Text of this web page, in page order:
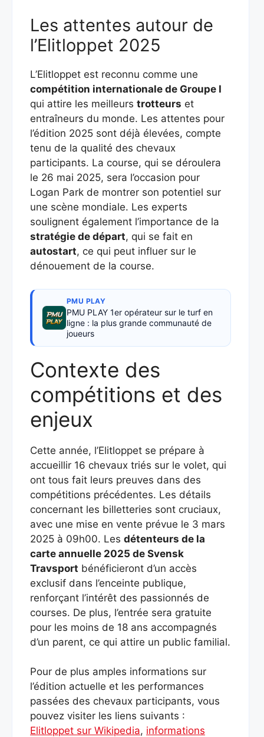
Les attentes autour de
l’Elitloppet 2025
L’Elitloppet est reconnu comme une
compétition internationale de Groupe I
qui attire les meilleurs trotteurs et
entraîneurs du monde. Les attentes pour
l’édition 2025 sont déjà élevées, compte
tenu de la qualité des chevaux
participants. La course, qui se déroulera
le 26 mai 2025, sera l’occasion pour
Logan Park de montrer son potentiel sur
une scène mondiale. Les experts
soulignent également l’importance de la
stratégie de départ, qui se fait en
autostart, ce qui peut influer sur le
dénouement de la course.
PMU PLAY
PMU PLAY 1er opérateur sur le turf en
ligne : la plus grande communauté de
joueurs
Contexte des
compétitions et des
enjeux
Cette année, l’Elitloppet se prépare à
accueillir 16 chevaux triés sur le volet, qui
ont tous fait leurs preuves dans des
compétitions précédentes. Les détails
concernant les billetteries sont cruciaux,
avec une mise en vente prévue le 3 mars
2025 à 09h00. Les détenteurs de la
carte annuelle 2025 de Svensk
Travsport bénéficieront d’un accès
exclusif dans l’enceinte publique,
renforçant l’intérêt des passionnés de
courses. De plus, l’entrée sera gratuite
pour les moins de 18 ans accompagnés
d’un parent, ce qui attire un public familial.
Pour de plus amples informations sur
l’édition actuelle et les performances
passées des chevaux participants, vous
pouvez visiter les liens suivants :
Elitloppet sur Wikipedia, informations